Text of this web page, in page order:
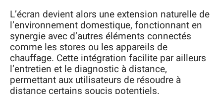
L’écran devient alors une extension naturelle de
l’environnement domestique, fonctionnant en
synergie avec d’autres éléments connectés
comme les stores ou les appareils de
chauffage. Cette intégration facilite par ailleurs
l’entretien et le diagnostic à distance,
permettant aux utilisateurs de résoudre à
distance certains soucis potentiels.